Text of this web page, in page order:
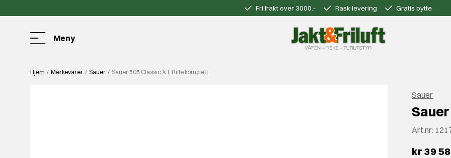
Fri frakt over 3000.- Rask levering Gratis bytte
Meny
Hjem Merkevarer Sauer Sauer 505 Classic XT Rifle komplett
Sauer
Art.nr:
kr 39